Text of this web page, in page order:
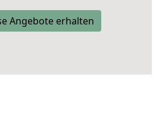
Angebote erhalten